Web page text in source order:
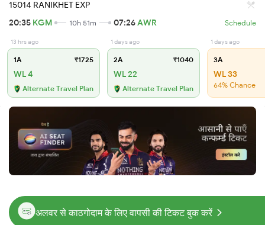
15014 RANIKHET EXP
20:35 KGM 10h 51m 07:26AWR Schedule
13 hrs ago
1A ₹1725
WL 4
Alternate Travel Plan
1 days ago
2A ₹1040
WL 22
Alternate Travel Plan
1 days ago
3A
WL 33
64% Chance
अलवर से काठगोदाम के लिए वापसी की टिकट बुक करें